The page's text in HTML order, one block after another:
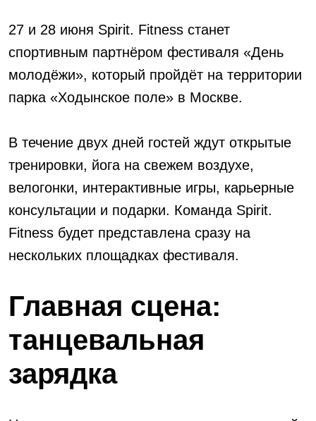
ЧЛЕНАМ КЛУБА
АКЦИИ
НОВОСТИ
27 и 28 июня Spirit. Fitness станет
спортивным партнёром фестиваля «День
молодёжи», который пройдёт на территории
парка «Ходынское поле» в Москве.
В течение двух дней гостей ждут открытые
тренировки, йога на свежем воздухе,
велогонки, интерактивные игры, карьерные
консультации и подарки. Команда Spirit.
Fitness будет представлена сразу на
нескольких площадках фестиваля.
Главная сцена:
танцевальная
зарядка